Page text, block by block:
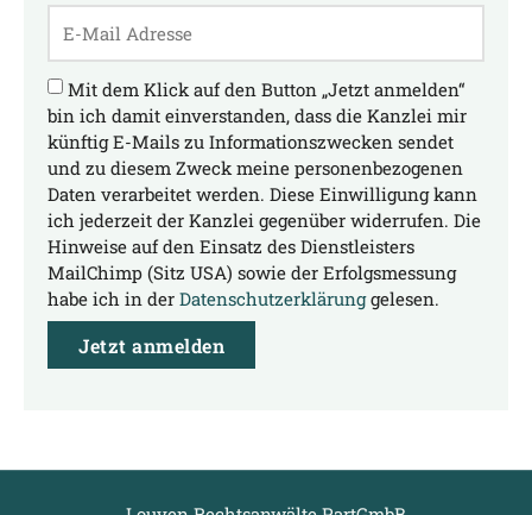
Mit dem Klick auf den Button „Jetzt anmelden“
bin ich damit einverstanden, dass die Kanzlei mir
künftig E-Mails zu Informationszwecken sendet
und zu diesem Zweck meine personenbezogenen
Daten verarbeitet werden. Diese Einwilligung kann
ich jederzeit der Kanzlei gegenüber widerrufen. Die
Hinweise auf den Einsatz des Dienstleisters
MailChimp (Sitz USA) sowie der Erfolgsmessung
habe ich in der Datenschutzerklärunggelesen.
Jetzt anmelden